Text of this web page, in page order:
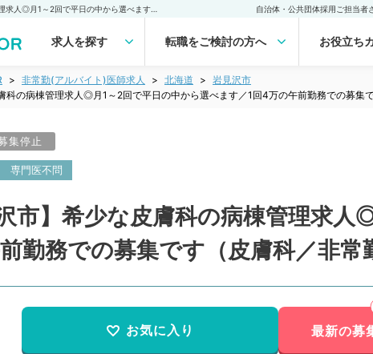
自治体・公共団体採用ご担当者
求人を探す 転職をご検討の方へ お役立ち
非常勤(アルバイト)医師求人 北海道
岩見沢市
科の病棟管理求人◎月1～2回で平日の中から選べます／1回4万の午前勤務での募集
集停止
専門医不問
市】希少な皮膚科の病棟管理求
勤務での募集です（皮膚科／非常
お気に入り 最新の募